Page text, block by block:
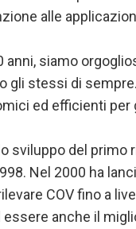
alle
siamo
gli stessi di
ed efficienti per
sviluppo del primo
Nel 2000 ha
COV fino a
anche il